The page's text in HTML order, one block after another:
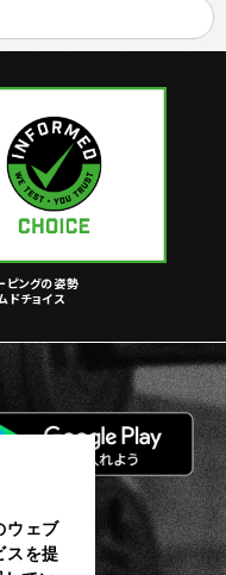
ピングの姿勢
ドチョイス
ウェブ
スを提